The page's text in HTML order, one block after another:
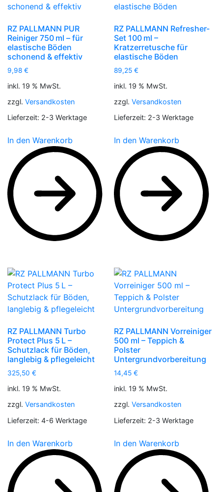
RZ PALLMANN PUR
Reiniger 750 ml – für
elastische Böden
schonend & effektiv
9,98 €
inkl. 19 % MwSt.
zzgl. Versandkosten
Lieferzeit: 2-3 Werktage
In den Warenkorb
RZ PALLMANN Refresher-
Set 100 ml –
Kratzerretusche für
elastische Böden
89,25€
inkl. 19 % MwSt.
zzgl.Versandkosten
Lieferzeit: 2-3 Werktage
In den Warenkorb
RZ PALLMANN Turbo
Protect Plus 5 L –
Schutzlack für Böden,
langlebig & pflegeleicht
325,50 €
inkl. 19 % MwSt.
zzgl. Versandkosten
Lieferzeit: 4-6 Werktage
In den Warenkorb
RZ PALLMANN Vorreiniger
500 ml – Teppich &
Polster
Untergrundvorbereitung
14,45€
inkl. 19 % MwSt.
zzgl.Versandkosten
Lieferzeit: 2-3 Werktage
In den Warenkorb